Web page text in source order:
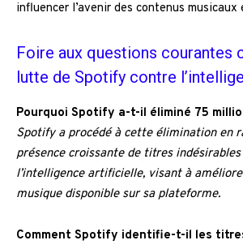
influencer l’avenir des contenus musicaux
Foire aux questions courantes
lutte de Spotify contre
Pourquoi Spotify a-t-il éliminé 75
Spotify a procédé à cette élimination en
présence croissante de titres
l’intelligence artificielle, visant à
musique disponible sur sa plateforme.
Comment Spotify identifie-t-il les